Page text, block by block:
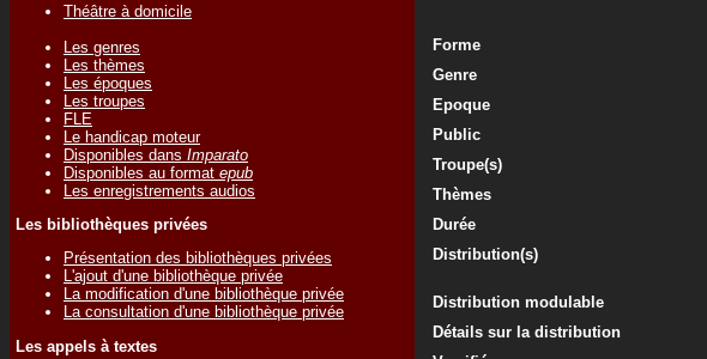
Théâtre à domicile
Les genres
Les thèmes
Les époques
Les troupes
FLE
Le handicap moteur
Disponibles dans Imparato
Disponibles au format epub
Les enregistrements audios
Les bibliothèques privées
Présentation des bibliothèques privées
L'ajout d'une bibliothèque privée
La modification d'une bibliothèque privée
La consultation d'une bibliothèque privée
Les appels à textes
Forme
Genre
Epoque
Public
Troupe(s)
Thèmes
Durée
Distribution(s)
Distribution modulable
Détails sur la distribution